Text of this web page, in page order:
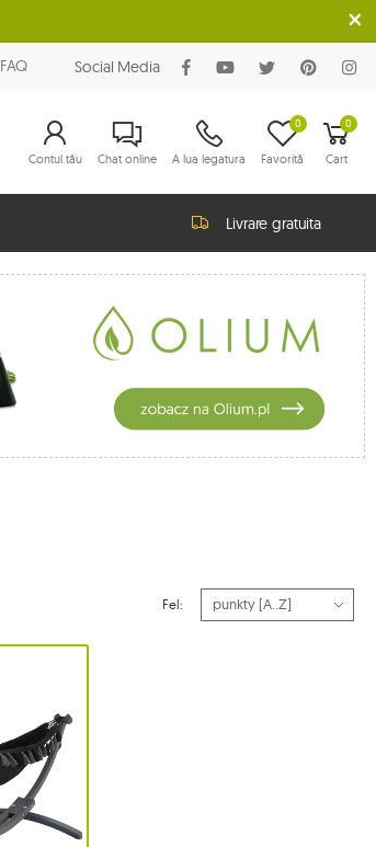
FAQ Social Media
Contul tău Chat online A lua legatura Favorită
0 0
Cart
Livrare gratuita
Fel: